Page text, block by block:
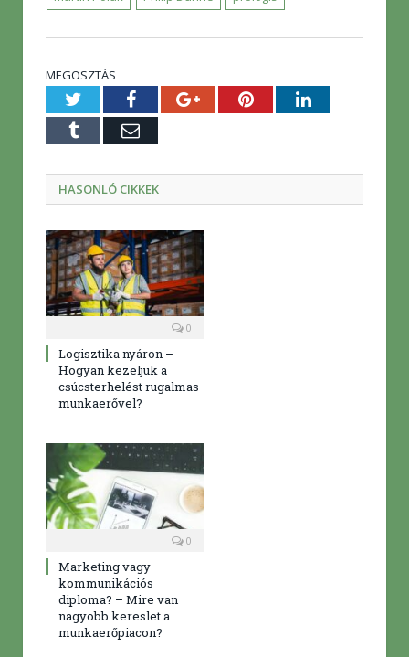
MEGOSZTÁS
TwitterFacebookGoogle+PinterestLinkedIn
Tumblr E-
HASONLÓ CIKKEK
0
Logisztika nyáron –
Hogyan kezeljük a
csúcsterhelést rugalmas
munkaerővel?
0
Marketing vagy
kommunikációs
diploma? – Mire van
nagyobb kereslet a
munkaerőpiacon?